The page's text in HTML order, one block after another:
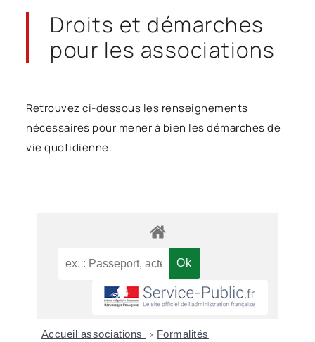
Droits et démarches
pour les associations
Retrouvez ci-dessous les renseignements
nécessaires pour mener à bien les démarches de
vie quotidienne.
Accueil associations > Formalités